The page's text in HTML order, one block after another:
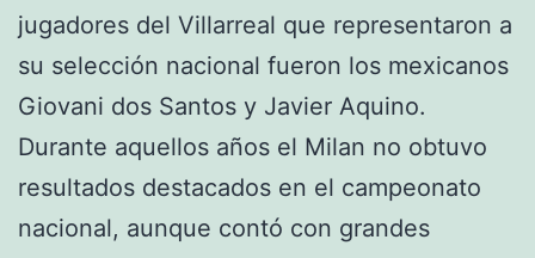
jugadores del Villarreal que representaron a
su selección nacional fueron los mexicanos
Giovani dos Santos y Javier Aquino.
Durante aquellos años el Milan no obtuvo
resultados destacados en el campeonato
nacional, aunque contó con grandes